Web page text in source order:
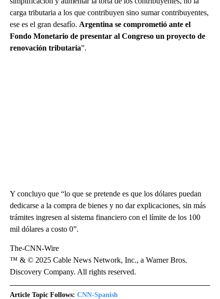
carga tributaria a los que contribuyen sino sumar contribuyentes,
ese es el gran desafío. Argentina se comprometió ante el
Fondo Monetario de presentar al Congreso un proyecto de
renovación tributaria”.
Y concluyo que “lo que se pretende es que los dólares puedan
dedicarse a la compra de bienes y no dar explicaciones, sin más
trámites ingresen al sistema financiero con el límite de los 100
mil dólares a costo 0”.
The-CNN-Wire
™ & © 2025 Cable News Network, Inc., a Warner Bros.
Discovery Company. All rights reserved.
Article Topic Follows: CNN-Spanish